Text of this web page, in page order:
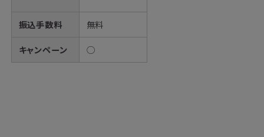
振込手数料 無料
キャンペーン ◯